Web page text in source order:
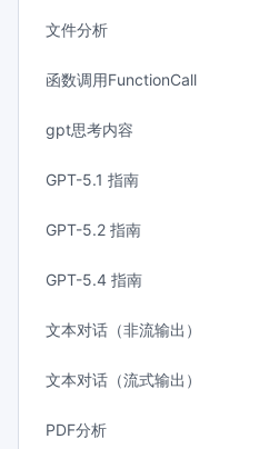
文件分析
函数调用FunctionCall
gpt思考内容
GPT-5.1 指南
GPT-5.2 指南
GPT-5.4 指南
文本对话（非流输出）
文本对话（流式输出）
PDF分析